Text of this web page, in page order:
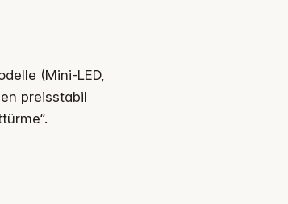
(Mini-LED,
preisstabil